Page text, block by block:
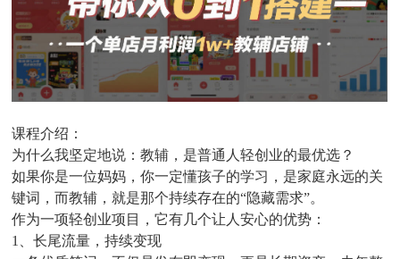
课程介绍：
为什么我坚定地说：教辅，是普通人轻创业的最优选？
如果你是一位妈妈，你一定懂孩子的学习，是家庭永远的关
键词，而教辅，就是那个持续存在的“隐藏需求”。
作为一项轻创业项目，它有几个让人安心的优势：
1、长尾流量，持续变现